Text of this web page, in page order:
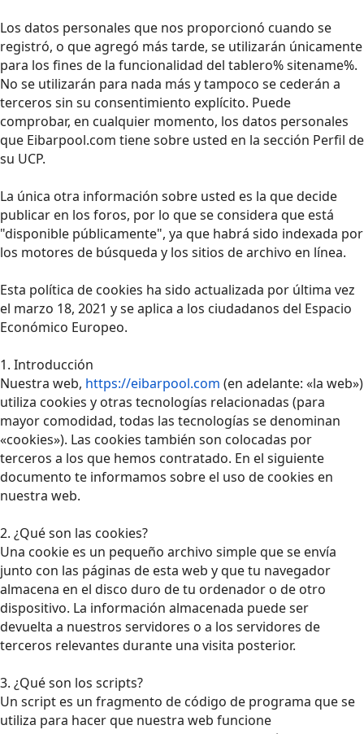
Los datos personales que nos proporcionó cuando se
registró, o que agregó más tarde, se utilizarán únicamente
para los fines de la funcionalidad del tablero% sitename%.
No se utilizarán para nada más y tampoco se cederán a
terceros sin su consentimiento explícito. Puede
comprobar, en cualquier momento, los datos personales
que Eibarpool.com tiene sobre usted en la sección Perfil de
su UCP.
La única otra información sobre usted es la que decide
publicar en los foros, por lo que se considera que está
"disponible públicamente", ya que habrá sido indexada por
los motores de búsqueda y los sitios de archivo en línea.
Esta política de cookies ha sido actualizada por última vez
el marzo 18, 2021 y se aplica a los ciudadanos del Espacio
Económico Europeo.
1. Introducción
Nuestra web, https://eibarpool.com (en adelante: «la web»)
utiliza cookies y otras tecnologías relacionadas (para
mayor comodidad, todas las tecnologías se denominan
«cookies»). Las cookies también son colocadas por
terceros a los que hemos contratado. En el siguiente
documento te informamos sobre el uso de cookies en
nuestra web.
2. ¿Qué son las cookies?
Una cookie es un pequeño archivo simple que se envía
junto con las páginas de esta web y que tu navegador
almacena en el disco duro de tu ordenador o de otro
dispositivo. La información almacenada puede ser
devuelta a nuestros servidores o a los servidores de
terceros relevantes durante una visita posterior.
3. ¿Qué son los scripts?
Un script es un fragmento de código de programa que se
utiliza para hacer que nuestra web funcione